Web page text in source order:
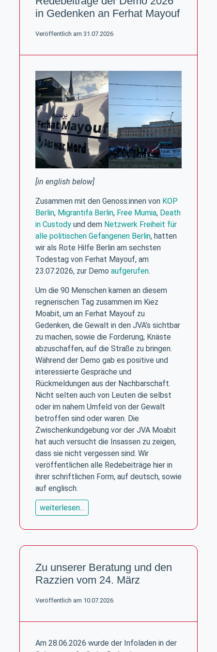
dauern, bis wir antworten.
in Gedenken an Ferhat Mayouf
Veröffentlich am 31.07.2026
[in english below]
Zusammen mit den Genoss:innen von KOP
Berlin, Migrantifa Berlin, Free Mumia, Death
in Custody und dem Netzwerk Freiheit für
alle politischen Gefangenen Berlin, hatten
wir als Rote Hilfe Berlin am sechsten
Todestag von Ferhat Mayouf, am
23.07.2026, zur Demo aufgerufen.
Um die 90 Menschen kamen an diesem
regnerischen Tag zusammen im Kiez
Moabit, um an Ferhat Mayouf zu
Gedenken, die Gewalt in den JVA’s sichtbar
zu machen, sowie die Forderung, Knäste
abzuschaffen, auf die Straße zu bringen.
Während der Demo gab es positive und
interessierte Gespräche und
Rückmeldungen aus der Nachbarschaft.
Nicht selten auch von Leuten die selbst
oder im nahem Umfeld von der Gewalt
betroffen sind oder waren. Die
Zwischenkundgebung vor der JVA Moabit
hat auch versucht die Insassen zu zeigen,
dass sie nicht vergessen sind. Wir
veröffentlichen alle Redebeiträge hier in
ihrer schriftlichen Form, auf deutsch, sowie
auf englisch.
weiterlesen...
Zu unserer Beratung und den
Razzien vom 24. März
Veröffentlich am 10.07.2026
Am 28.06.2026 wurde der Infoladen in der